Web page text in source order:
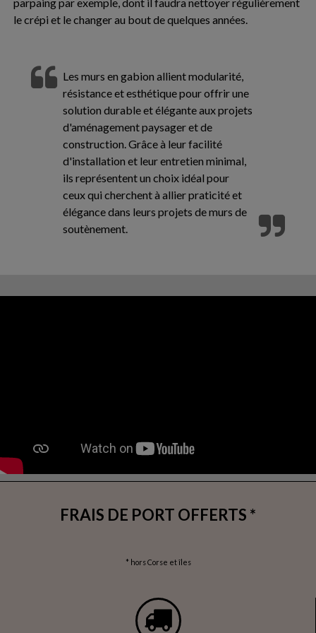
le crépi et le changer au bout de quelques années.
Les murs en gabion allient modularité,
résistance et esthétique pour offrir une
solution durable et élégante aux projets
d'aménagement paysager et de
construction. Grâce à leur facilité
d'installation et leur entretien minimal,
ils représentent un choix idéal pour
ceux qui cherchent à allier praticité et
élégance dans leurs projets de murs de
soutènement.
FRAIS DE PORT OFFERTS *
* hors Corse et îles